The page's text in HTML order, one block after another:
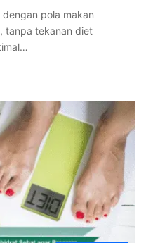
pola makan
tanpa tekanan diet